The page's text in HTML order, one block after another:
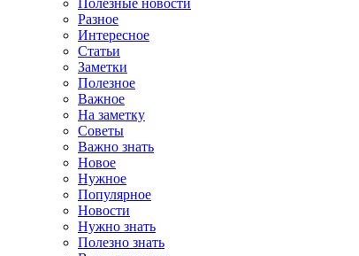
Полезные новости
Разное
Интересное
Статьи
Заметки
Полезное
Важное
На заметку
Советы
Важно знать
Новое
Нужное
Популярное
Новости
Нужно знать
Полезно знать